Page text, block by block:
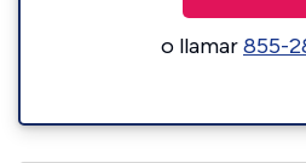
o llamar855-